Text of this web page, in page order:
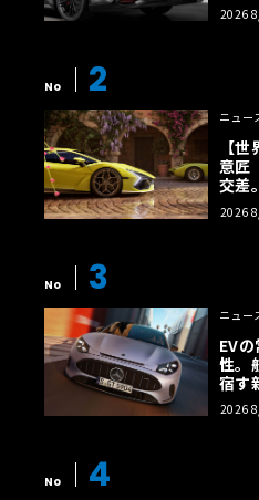
2026
No 2
ニュー
【
意匠
交差
ルト
2026
No 3
ニュー
EV
性。
宿す
2026
No 4